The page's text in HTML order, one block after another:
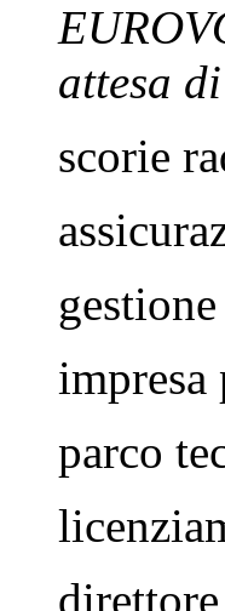
attesa
scorie
impresa
parco